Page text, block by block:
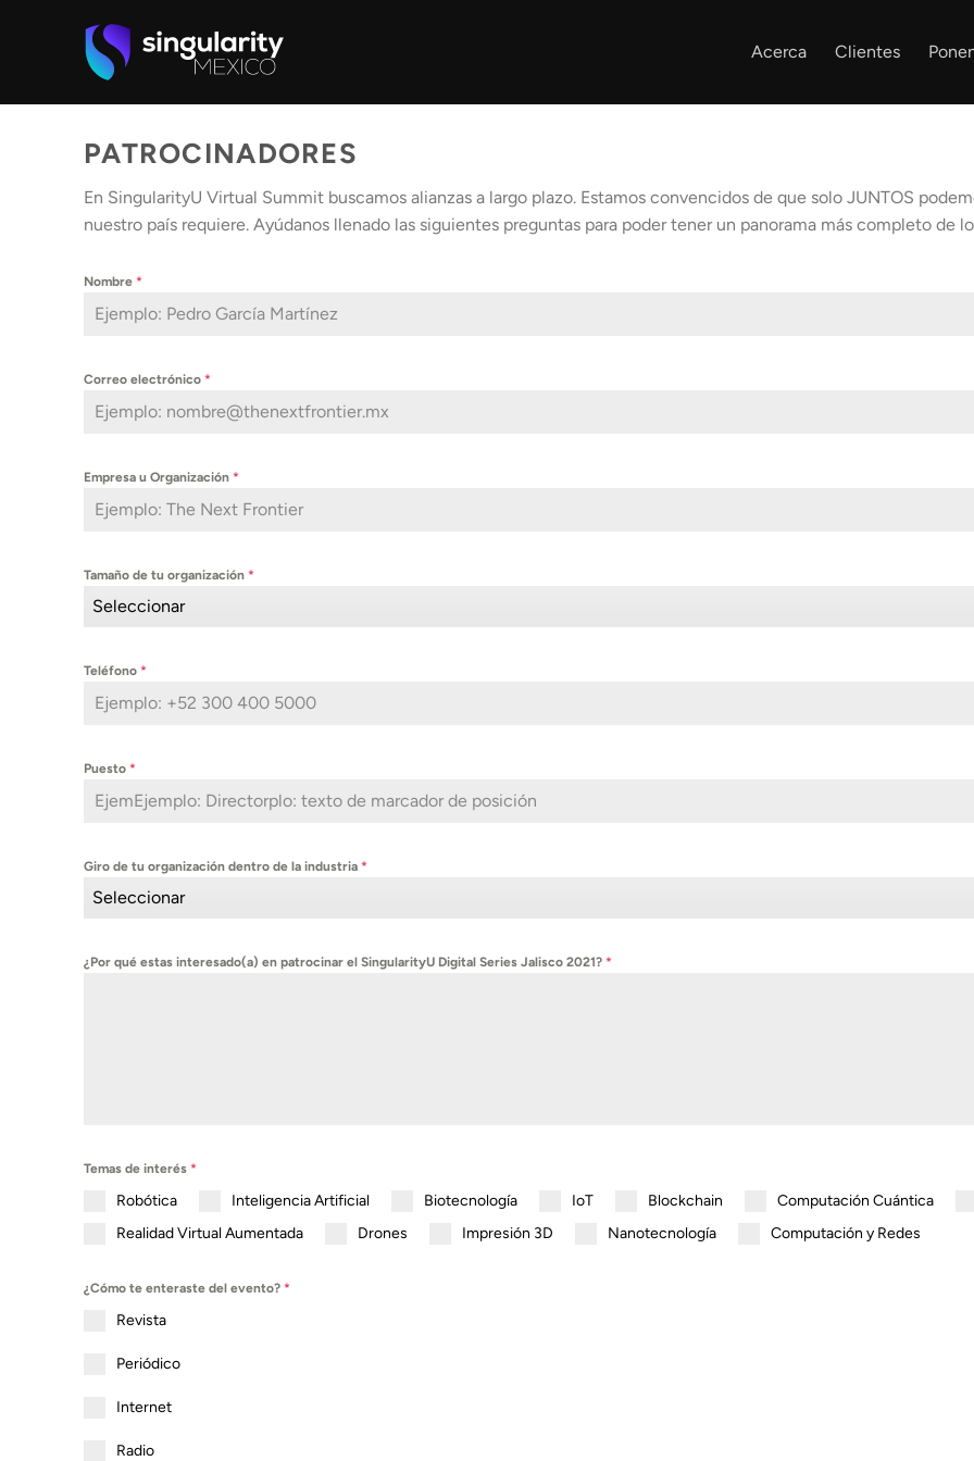
Acerca Clientes
PATROCINADORES
En SingularityU Virtual Summit buscamos alianzas a largo plazo. Estamos convencidos de que solo JUNTOS
nuestro país requiere. Ayúdanos llenado las siguientes preguntas para poder tener un panorama más completo de
Nombre *
Correo electrónico *
Empresa u Organización *
Tamaño de tu organización *
Seleccionar
Teléfono *
Puesto *
Giro de tu organización dentro de la industria *
Seleccionar
¿Por qué estas interesado(a) en patrocinar el SingularityU Digital Series Jalisco 2021? *
Temas de interés *
Robótica Inteligencia Artificial Biotecnología IoT Blockchain Computación Cuántica
Realidad Virtual Aumentada
Drones Impresión 3D Nanotecnología Computación y Redes
¿Cómo te enteraste del evento? *
Revista
Periódico
Internet
Radio